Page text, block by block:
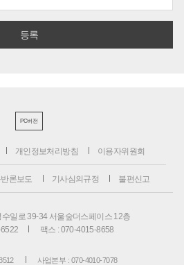
PC버전
개인정보처리방침 이용자위원회
반론보도 기사심의규정 불편신고
일로 39-34 서울숲더스페이스 12층
팩스 : 070-4015-8658
사업본부 : 070-4010-7078